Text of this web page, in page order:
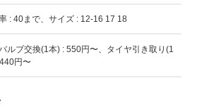
: 40まで、サイズ : 12-16 17 18
ルブ交換(1本) : 550円〜、タイヤ引き取り(1
円〜